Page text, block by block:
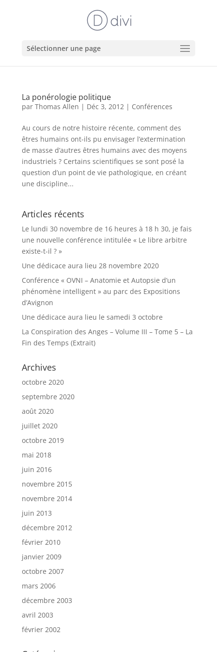
Sélectionner une page
La ponérologie politique
par Thomas Allen | Déc 3, 2012| Conférences
Au cours de notre histoire récente, comment des
êtres humains ont-ils pu envisager l’extermination
de masse d’autres êtres humains avec des moyens
industriels ? Certains scientifiques se sont posé la
question d’un point de vie pathologique, en créant
une discipline...
Articles récents
Le lundi 30 novembre de 16 heures à 18 h 30, je fais
une nouvelle conférence intitulée « Le libre arbitre
existe-t-il ? »
Une dédicace aura lieu 28 novembre 2020
Conférence « OVNI – Anatomie et Autopsie d’un
phénomène intelligent » au parc des Expositions
d’Avignon
Une dédicace aura lieu le samedi 3 octobre
La Conspiration des Anges – Volume III – Tome 5 – La
Fin des Temps (Extrait)
Archives
octobre 2020
septembre 2020
août 2020
juillet 2020
octobre 2019
mai 2018
juin 2016
novembre 2015
novembre 2014
juin 2013
décembre 2012
février 2010
janvier 2009
octobre 2007
mars 2006
décembre 2003
avril 2003
février 2002